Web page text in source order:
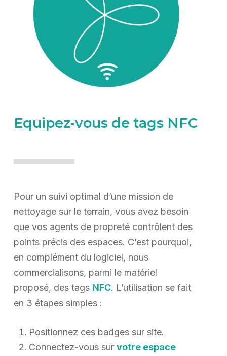
Equipez-vous de tags NFC
Pour un suivi optimal d’une mission de
nettoyage sur le terrain, vous avez besoin
que vos agents de propreté contrôlent des
points précis des espaces. C’est pourquoi,
en complément du logiciel, nous
commercialisons, parmi le matériel
proposé, des tags NFC. L’utilisation se fait
en 3 étapes simples :
Positionnez ces badges sur site.
Connectez-vous sur votre espace